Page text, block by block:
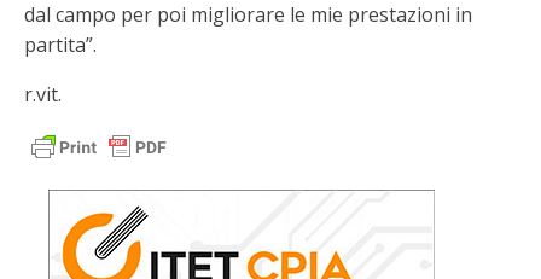
dal campo per poi migliorare le mie prestazioni in
partita”.
r.vit.